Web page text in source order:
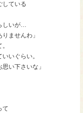
している
しいが…
ませんわ」
いぐらい。
い下さいな」
て